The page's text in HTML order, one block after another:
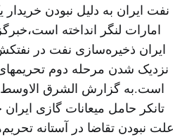
نفت ایران به دلیل نبودن
امارات لنگر انداخته
ایران ذخیره‌سازی نفت در
نزدیک شدن مرحله دوم
است.به گزارش الشرق الاوسط
تانکر حامل میعانات گازی
علت نبودن تقاضا در آستانه